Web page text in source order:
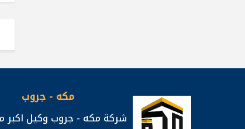
مكه - جروب
شركة مكه - جروب وكيل اكبر